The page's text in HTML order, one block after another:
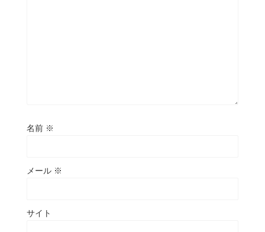
名前 ※
メール ※
サイト